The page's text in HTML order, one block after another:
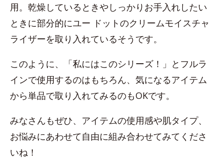
用。乾燥しているときやしっかりお手入れしたい
ときに部分的にユー ドットのクリームモイスチャ
ライザーを取り入れているそうです。
このように、「私にはこのシリーズ！」とフルラ
インで使用するのはもちろん、気になるアイテム
から単品で取り入れてみるのもOKです。
みなさんもぜひ、アイテムの使用感や肌タイプ、
お悩みにあわせて自由に組み合わせてみてくださ
いね！